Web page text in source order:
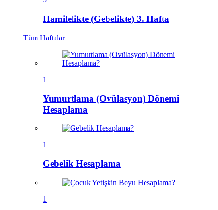
Hamilelikte (Gebelikte) 3. Hafta
Tüm Haftalar
1
Yumurtlama (Ovülasyon) Dönemi
Hesaplama
1
Gebelik Hesaplama
1